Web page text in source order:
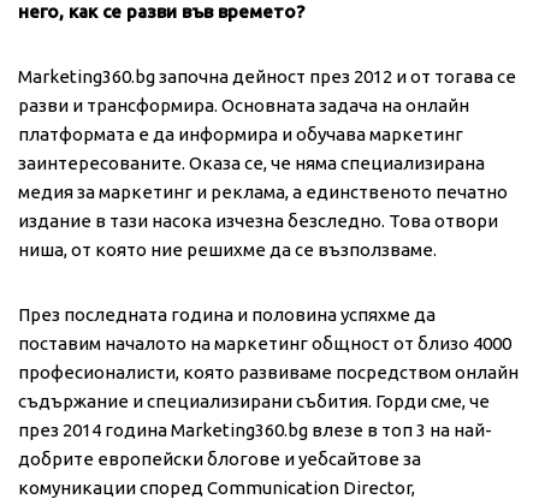
него, как се разви във времето?
Marketing360.bg започна дейност през 2012 и от тогава се
разви и трансформира. Основната задача на онлайн
платформата е да информира и обучава маркетинг
заинтересованите. Оказа се, че няма специализирана
медия за маркетинг и реклама, а единственото печатно
издание в тази насока изчезна безследно. Това отвори
ниша, от която ние решихме да се възползваме.
През последната година и половина успяхме да
поставим началото на маркетинг общност от близо 4000
професионалисти, която развиваме посредством онлайн
съдържание и специализирани събития. Горди сме, че
през 2014 година Marketing360.bg влезе в топ 3 на най-
добрите европейски блогове и уебсайтове за
комуникации според Communication Director,